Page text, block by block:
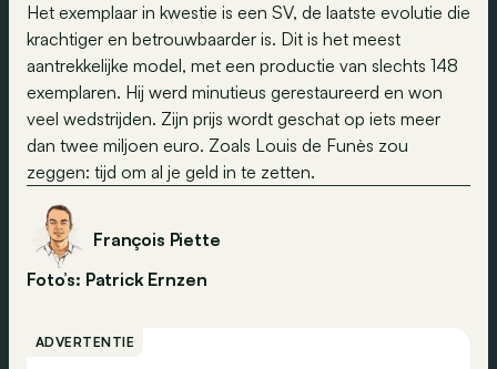
Het exemplaar in kwestie is een SV, de laatste evolutie die
krachtiger en betrouwbaarder is. Dit is het meest
aantrekkelijke model, met een productie van slechts 148
exemplaren. Hij werd minutieus gerestaureerd en won
veel wedstrijden. Zijn prijs wordt geschat op iets meer
dan twee miljoen euro. Zoals Louis de Funès zou
zeggen: tijd om al je geld in te zetten.
François Piette
Foto’s: Patrick Ernzen
ADVERTENTIE